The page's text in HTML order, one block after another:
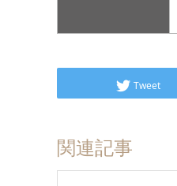
Tweet
関連記事